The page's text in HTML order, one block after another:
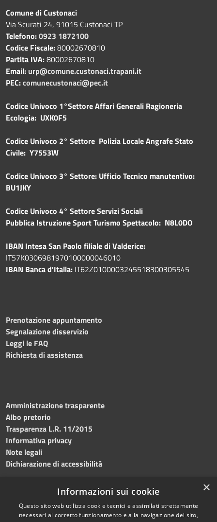
Comune di Custonaci
Via Scurati 24, 91015 Custonaci TP
Telefono:0923 1872100
Codice Fiscale:80002670810
Partita IVA:80002670810
Email: urp@comune.custonaci.trapani.it
PEC:comunecustonaci@pec.it
Codice Univoco 1°Settore Affari Generali Ragioneria
Ecologia: UXK0F5
Codice Univoco 2° Settore Polizia Locale Angrafe Stato
Civile: Y7553W
Codice Univoco 3° Settore: Ufficio Tecnico manutentivo:
BU1JKY
Codice Univoco 4° Settore Servizi Sociali
Pubblica Istruzione Sport Turismo Spettacolo: N8L0DO
IBAN Intesa San Paolo filiale di Valderice:
IT57K0306981970100000046010
IBAN Banca d'Italia: IT62Z0100003245518300305545
Prenotazione appuntamento
Segnalazione disservizio
Leggi le FAQ
Richiesta di assistenza
Amministrazione trasparente
Albo pretorio
Trasparenza L.R. 11/2015
Informativa privacy
Note legali
Dichiarazione di accessibilità
RSS
Copyright © 2026 • Comune di
×
Informazioni sui cookie
Questo sito web utilizza cookie tecnici e assimilati strettamente
necessari al corretto funzionamento e alla navigazione del sito,